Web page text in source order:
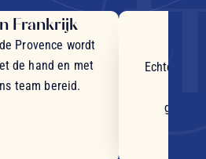
Frankrijk
Provence wordt
de hand en met
team bereid.
Echte